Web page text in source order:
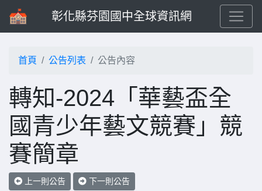
彰化縣芬園國中全球資訊網
首頁 公告列表 公告內容
轉知-2024「華藝盃全
國青少年藝文競賽」競
賽簡章
上一則公告 下一則公告